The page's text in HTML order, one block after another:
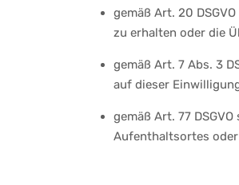
gemäß Art. 20
zu erhalten oder die
gemäß Art. 7 Abs. 3
auf dieser
gemäß Art. 77
Aufenthaltsortes